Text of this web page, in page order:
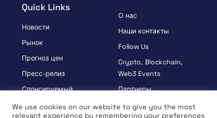
Quick Links
Новости
Рынок
Прогноз цен
Пресс-релиз
Спонсируемый
УЗНАВАЙ
О нас
Наши контакты
Follow Us
Crypto, Blockchain,
Web3 Events
Партнеры
Положения и условия
We use cookies on our website to give you the most
relevant experience by remembering your preferences